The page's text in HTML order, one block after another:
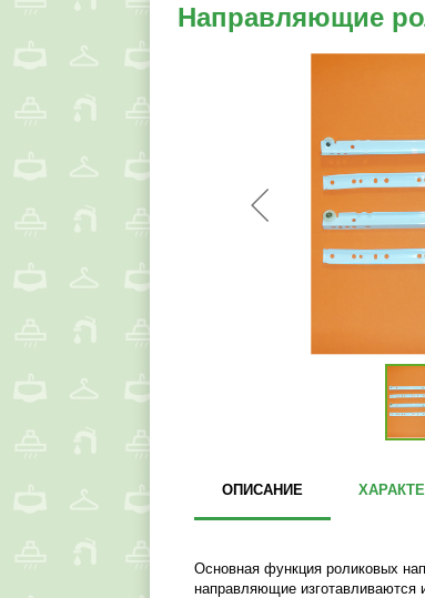
Направляющие
ОПИСАНИЕ
Основная функция роликовых
направляющие